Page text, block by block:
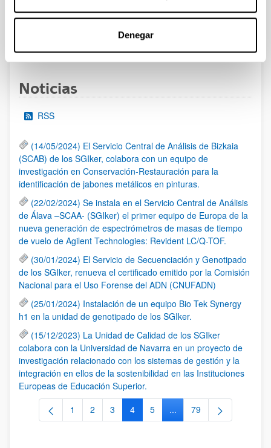
Denegar
Páginas intermedias Use
Noticias
RSS
(14/05/2024) El Servicio Central de Análisis de Bizkaia
(SCAB) de los SGIker, colabora con un equipo de
investigación en Conservación-Restauración para la
identificación de jabones metálicos en pinturas.
(22/02/2024) Se instala en el Servicio Central de Análisis
de Álava –SCAA- (SGIker) el primer equipo de Europa de la
nueva generación de espectrómetros de masas de tiempo
de vuelo de Agilent Technologies: Revident LC/Q-TOF.
(30/01/2024) El Servicio de Secuenciación y Genotipado
de los SGIker, renueva el certificado emitido por la Comisión
Nacional para el Uso Forense del ADN (CNUFADN)
(25/01/2024) Instalación de un equipo Bio Tek Synergy
h1 en la unidad de genotipado de los SGIker.
(15/12/2023) La Unidad de Calidad de los SGIker
colabora con la Universidad de Navarra en un proyecto de
investigación relacionado con los sistemas de gestión y la
integración en ellos de la sostenibilidad en las Instituciones
Europeas de Educación Superior.
Página
1 Página
2 Página
3 Página
4 Página
5 ...Páginas intermedias
Página
79